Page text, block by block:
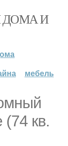
ДОМА И
мебель
(74 кв.